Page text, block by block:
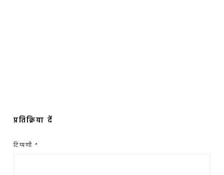
प्रतिक्रिया दें
टिप्पणी *